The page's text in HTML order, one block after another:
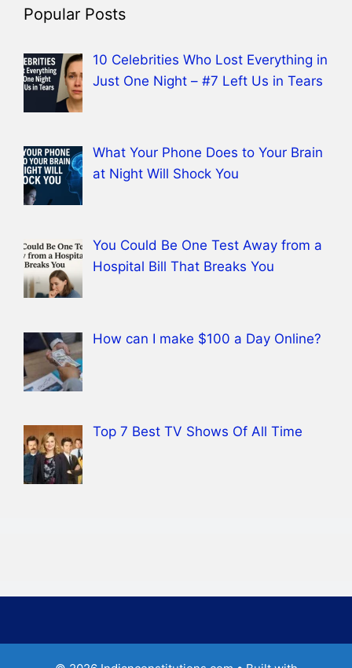
Popular Posts
10 Celebrities Who Lost Everything in
Just One Night – #7 Left Us in Tears
What Your Phone Does to Your Brain
at Night Will Shock You
You Could Be One Test Away from a
Hospital Bill That Breaks You
How can I make $100 a Day Online?
Top 7 Best TV Shows Of All Time